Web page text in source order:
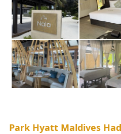
Park Hyatt Maldives